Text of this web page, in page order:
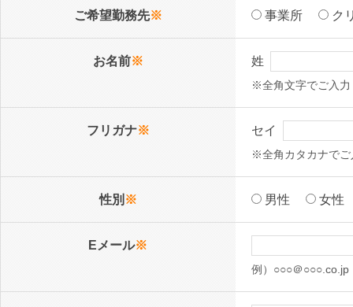
ご希望勤務先※ 事業所 ク
お名前※ 姓
※全角文字でご入力
フリガナ※ セイ
※全角カタカナでご
性別 ※ 男性 女性
Eメール※
例）○○○＠